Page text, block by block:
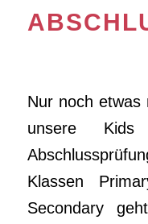
Nur noch etwas
unsere
Klassen
Secondary